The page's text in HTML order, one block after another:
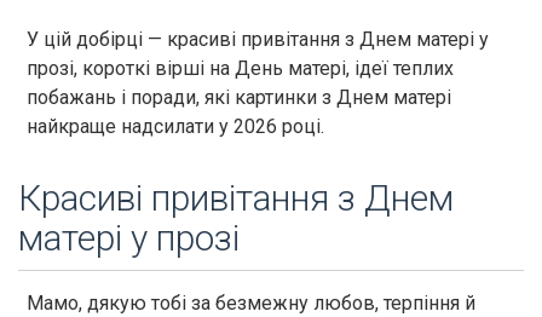
У цій добірці — красиві привітання з Днем матері у
прозі, короткі вірші на День матері, ідеї теплих
побажань і поради, які картинки з Днем матері
найкраще надсилати у 2026 році.
Красиві привітання з Днем
матері у прозі
Мамо, дякую тобі за безмежну любов, терпіння й